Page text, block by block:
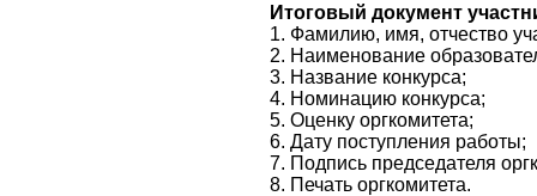
Итоговый документ
1. Фамилию, имя, отчество
2. Наименование
3. Название конкурса;
4. Номинацию конкурса;
5. Оценку оргкомитета;
6. Дату поступления работы;
7. Подпись председателя
8. Печать оргкомитета.